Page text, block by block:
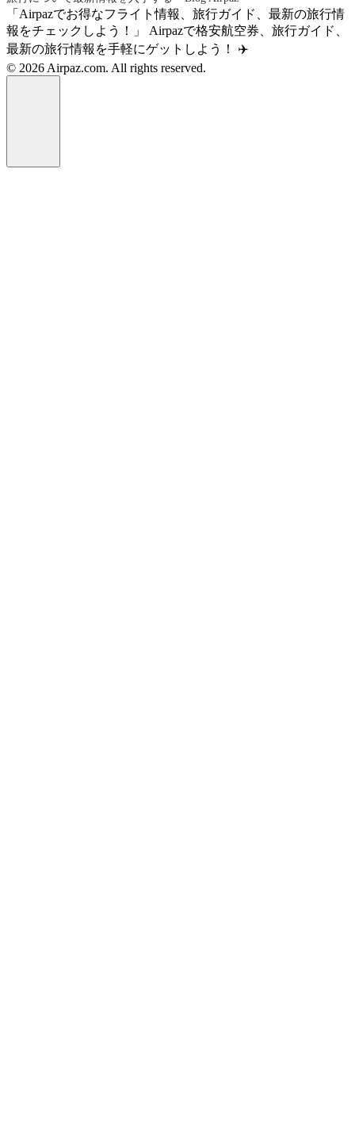
「Airpazでお得なフライト情報、旅行ガイド、最新の旅行情
報をチェックしよう！」 Airpazで格安航空券、旅行ガイド、
最新の旅行情報を手軽にゲットしよう！ ✈️
© 2026 Airpaz.com. All rights reserved.